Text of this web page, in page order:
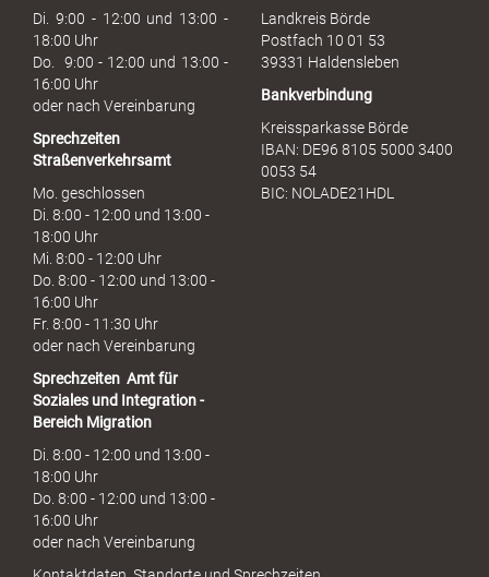
u
h
Di. 9:00 - 12:00 und 13:00 -
18:00 Uhr
Do. 9:00 - 12:00 und 13:00 -
16:00 Uhr
oder nach Vereinbarung
Sprechzeiten
Straßenverkehrsamt
Mo. geschlossen
Di. 8:00 - 12:00 und 13:00 -
18:00 Uhr
Mi. 8:00 - 12:00 Uhr
Do. 8:00 - 12:00 und 13:00 -
16:00 Uhr
Fr. 8:00 - 11:30 Uhr
oder nach Vereinbarung
Sprechzeiten Amt für
Soziales und Integration -
Bereich Migration
Di. 8:00 - 12:00 und 13:00 -
18:00 Uhr
Do. 8:00 - 12:00 und 13:00 -
16:00 Uhr
oder nach Vereinbarung
Landkreis Börde
Postfach 10 01 53
39331 Haldensleben
Bankverbindung
Kreissparkasse Börde
IBAN: DE96 8105 5000 3400
0053 54
BIC: NOLADE21HDL